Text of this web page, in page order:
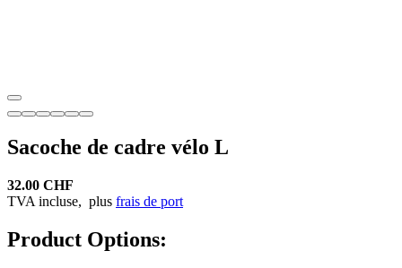
Sacoche de cadre vélo L
32.00 CHF
TVA incluse, plus frais de port
Product Options: